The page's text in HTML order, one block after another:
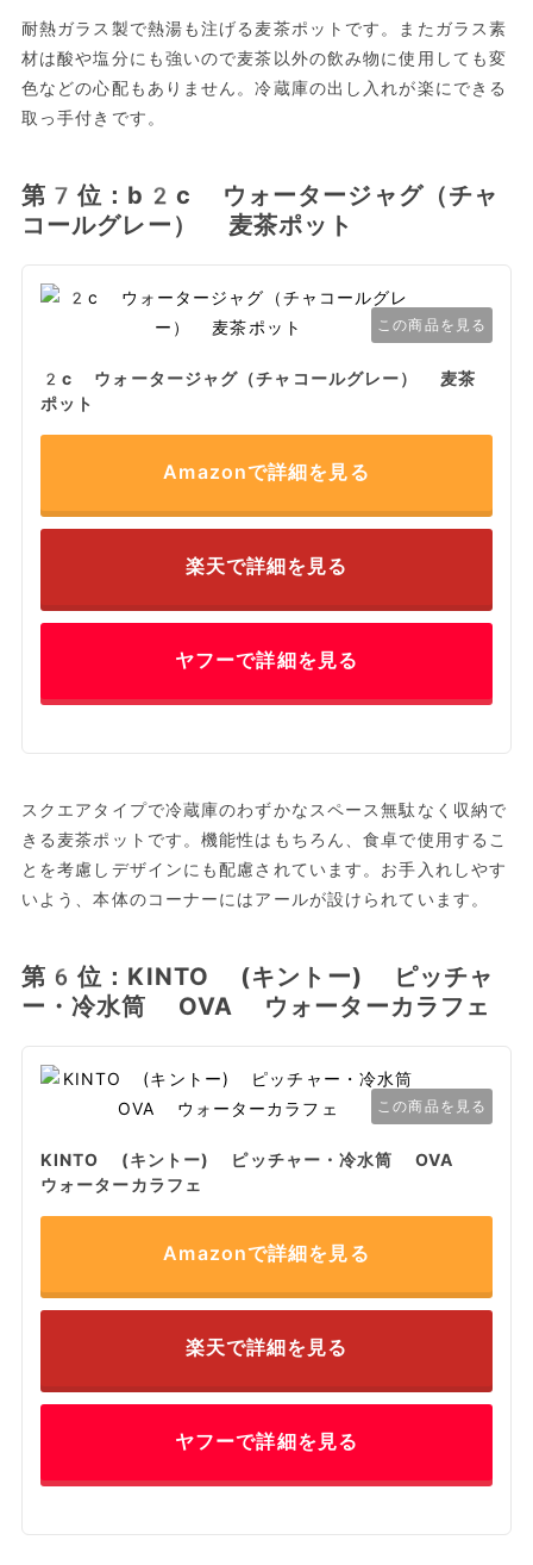
耐熱ガラス製で熱湯も注げる麦茶ポットです。またガラス素
材は酸や塩分にも強いので麦茶以外の飲み物に使用しても変
色などの心配もありません。冷蔵庫の出し入れが楽にできる
取っ手付きです。
第7位：b2c ウォータージャグ（チャ
コールグレー） 麦茶ポット
この商品を見る
2c ウォータージャグ（チャコールグレー） 麦茶
ポット
Amazonで詳細を見る
楽天で詳細を見る
ヤフーで詳細を見る
スクエアタイプで冷蔵庫のわずかなスペース無駄なく収納で
きる麦茶ポットです。機能性はもちろん、食卓で使用するこ
とを考慮しデザインにも配慮されています。お手入れしやす
いよう、本体のコーナーにはアールが設けられています。
第6位：KINTO (キントー) ピッチャ
ー・冷水筒 OVA ウォーターカラフェ
この商品を見る
KINTO (キントー) ピッチャー・冷水筒 OVA
ウォーターカラフェ
Amazonで詳細を見る
楽天で詳細を見る
ヤフーで詳細を見る